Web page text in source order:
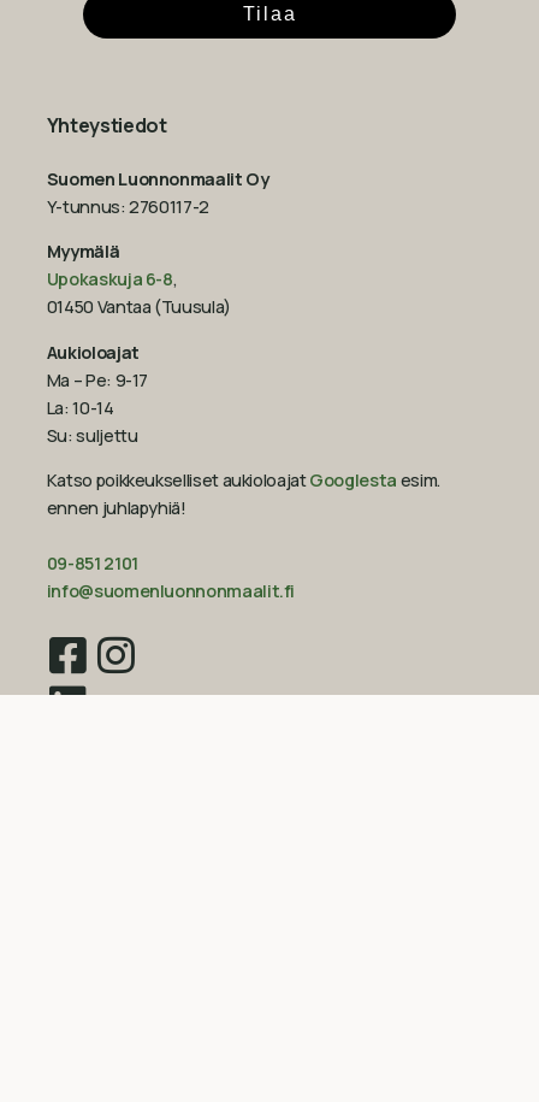
Tilaa
Yhteystiedot
Suomen Luonnonmaalit Oy
Y-tunnus: 2760117-2
Myymälä
Upokaskuja 6-8,
01450 Vantaa (Tuusula)
Aukioloajat
Ma – Pe: 9-17
La: 10-14
Su: suljettu
Katso poikkeukselliset aukioloajatGooglesta esim.
ennen juhlapyhiä!‍
09-851 2101
info@suomenluonnonmaalit.fi